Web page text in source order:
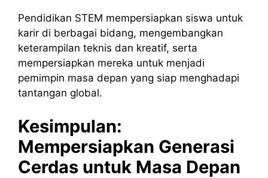
Pendidikan STEM mempersiapkan siswa untuk
karir di berbagai bidang, mengembangkan
keterampilan teknis dan kreatif, serta
mempersiapkan mereka untuk menjadi
pemimpin masa depan yang siap menghadapi
tantangan global.
Kesimpulan:
Mempersiapkan Generasi
Cerdas untuk Masa Depan